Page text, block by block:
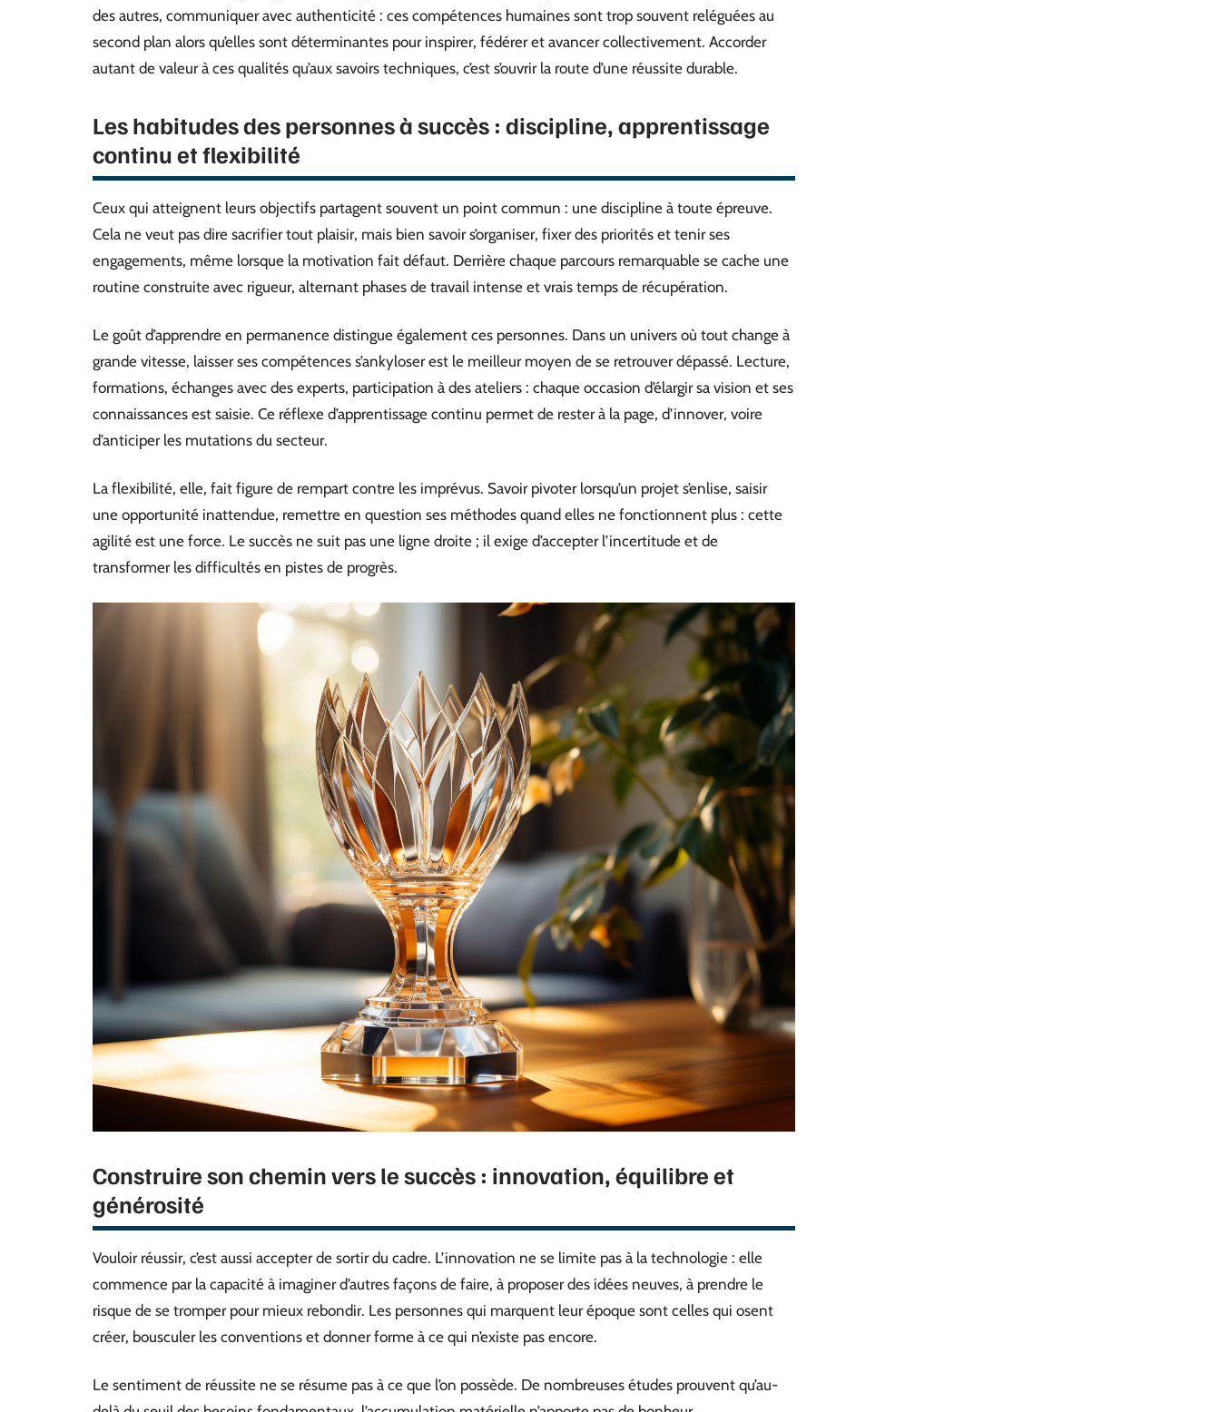
des autres, communiquer avec authenticité : ces compétences humaines sont trop souvent reléguées au
second plan alors qu’elles sont déterminantes pour inspirer, fédérer et avancer collectivement. Accorder
autant de valeur à ces qualités qu’aux savoirs techniques, c’est s’ouvrir la route d’une réussite durable.
Les habitudes des personnes à succès : discipline, apprentissage
continu et flexibilité
Ceux qui atteignent leurs objectifs partagent souvent un point commun : une discipline à toute épreuve.
Cela ne veut pas dire sacrifier tout plaisir, mais bien savoir s’organiser, fixer des priorités et tenir ses
engagements, même lorsque la motivation fait défaut. Derrière chaque parcours remarquable se cache une
routine construite avec rigueur, alternant phases de travail intense et vrais temps de récupération.
Le goût d’apprendre en permanence distingue également ces personnes. Dans un univers où tout change à
grande vitesse, laisser ses compétences s’ankyloser est le meilleur moyen de se retrouver dépassé. Lecture,
formations, échanges avec des experts, participation à des ateliers : chaque occasion d’élargir sa vision et ses
connaissances est saisie. Ce réflexe d’apprentissage continu permet de rester à la page, d’innover, voire
d’anticiper les mutations du secteur.
La flexibilité, elle, fait figure de rempart contre les imprévus. Savoir pivoter lorsqu’un projet s’enlise, saisir
une opportunité inattendue, remettre en question ses méthodes quand elles ne fonctionnent plus : cette
agilité est une force. Le succès ne suit pas une ligne droite ; il exige d’accepter l’incertitude et de
transformer les difficultés en pistes de progrès.
Construire son chemin vers le succès : innovation, équilibre et
générosité
Vouloir réussir, c’est aussi accepter de sortir du cadre. L’innovation ne se limite pas à la technologie : elle
commence par la capacité à imaginer d’autres façons de faire, à proposer des idées neuves, à prendre le
risque de se tromper pour mieux rebondir. Les personnes qui marquent leur époque sont celles qui osent
créer, bousculer les conventions et donner forme à ce qui n’existe pas encore.
Le sentiment de réussite ne se résume pas à ce que l’on possède. De nombreuses études prouvent qu’au-